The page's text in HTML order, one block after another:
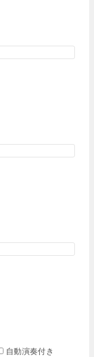
自動演奏付き